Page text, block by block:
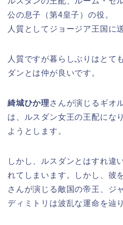
公の息子（第4皇子）の役。
人質としてジョージア王国に
人質ですが暮らしぶりはとて
ダンとは仲が良いです。
綺城ひか理 さんが演じるギオ
は、ルスダン女王の王配にな
ようとします。
しかし、ルスダンとはすれ違
れてしまいます。しかし、彼
さんが演じる敵国の帝王、ジ
ディミトリは波乱な運命を辿